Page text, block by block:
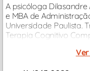
A psicóloga
e MBA de
Universidade
Terapia Cognitivo